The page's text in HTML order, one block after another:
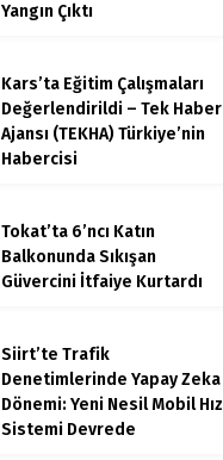
Yangın Çıktı
Kars’ta Eğitim Çalışmaları
Değerlendirildi – Tek Haber
Ajansı (TEKHA) Türkiye’nin
Habercisi
Tokat’ta 6’ncı Katın
Balkonunda Sıkışan
Güvercini İtfaiye Kurtardı
Siirt’te Trafik
Denetimlerinde Yapay Zeka
Dönemi: Yeni Nesil Mobil Hız
Sistemi Devrede